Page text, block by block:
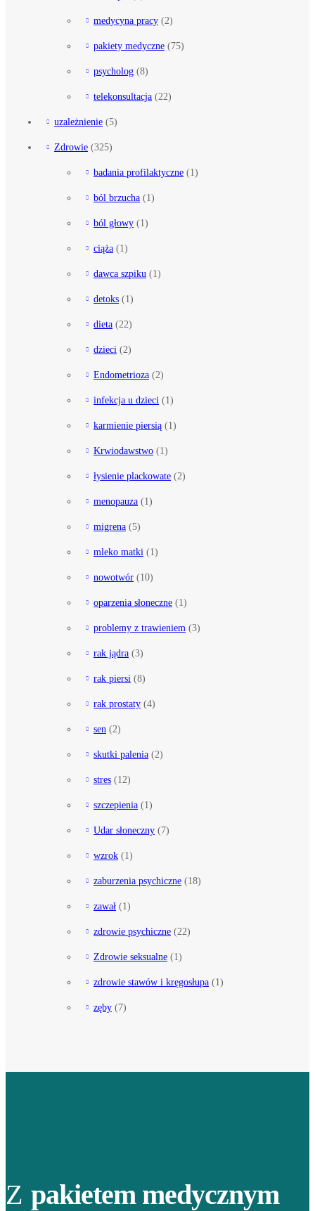
medycyna pracy (2)
pakiety medyczne (75)
psycholog (8)
telekonsultacja (22)
uzależnienie (5)
Zdrowie (325)
badania profilaktyczne (1)
ból brzucha (1)
ból głowy (1)
ciąża (1)
dawca szpiku (1)
detoks (1)
dieta (22)
dzieci (2)
Endometrioza (2)
infekcja u dzieci (1)
karmienie piersią (1)
Krwiodawstwo (1)
łysienie plackowate (2)
menopauza (1)
migrena (5)
mleko matki (1)
nowotwór (10)
oparzenia słoneczne (1)
problemy z trawieniem (3)
rak jądra (3)
rak piersi (8)
rak prostaty (4)
sen (2)
skutki palenia (2)
stres (12)
szczepienia (1)
Udar słoneczny (7)
wzrok (1)
zaburzenia psychiczne (18)
zawał (1)
zdrowie psychiczne (22)
Zdrowie seksualne (1)
zdrowie stawów i kręgosłupa (1)
zęby (7)
Z pakietem medycznym